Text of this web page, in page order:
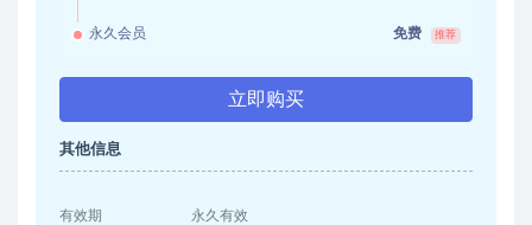
永久会员 免费 推荐
立即购买
其他信息
有效期 永久有效